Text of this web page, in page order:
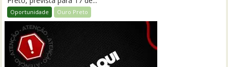
Oportunidade Ouro Preto